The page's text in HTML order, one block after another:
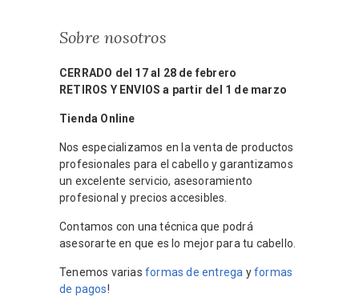
Sobre nosotros
CERRADO del 17 al 28 de febrero
RETIROS Y ENVIOS a partir del 1 de marzo
Tienda Online
Nos especializamos en la venta de productos
profesionales para el cabello y garantizamos
un excelente servicio, asesoramiento
profesional y precios accesibles.
Contamos con una técnica que podrá
asesorarte en que es lo mejor para tu cabello.
Tenemos varias formas de entrega yformas
de pagos!